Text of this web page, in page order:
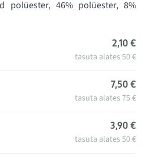
polüester, 46% polüester, 8%
2,10 €
tasuta alates 50 €
7,50 €
tasuta alates 75 €
3,90 €
tasuta alates 50 €